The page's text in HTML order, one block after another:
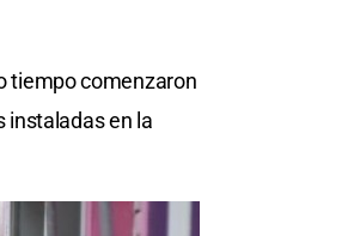
tiempo comenzaron
instaladas en la